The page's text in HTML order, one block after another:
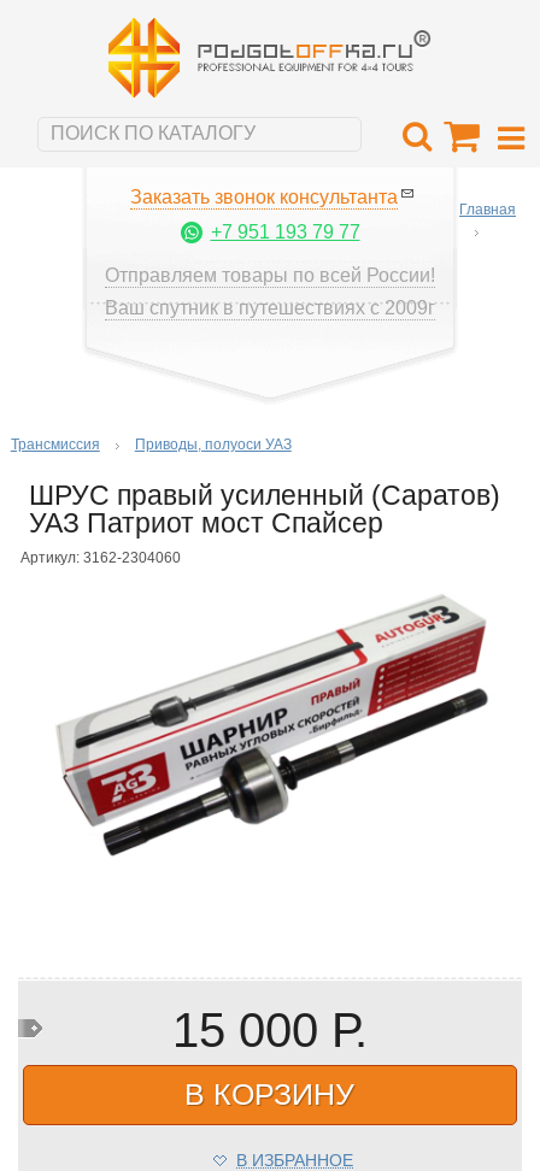
Заказать звонок консультанта
+7 951 193 79 77
Отправляем товары по всей России!
Ваш спутник в путешествиях с 2009г
Главная
Трансмиссия Приводы, полуоси УАЗ
ШРУС правый усиленный (Саратов)
УАЗ Патриот мост Спайсер
Артикул: 3162-2304060
15 000 Р.
В КОРЗИНУ
В ИЗБРАННОЕ